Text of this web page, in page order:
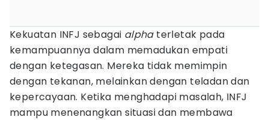
Kekuatan INFJ sebagai alphaterletak pada
kemampuannya dalam memadukan empati
dengan ketegasan. Mereka tidak memimpin
dengan tekanan, melainkan dengan teladan dan
kepercayaan. Ketika menghadapi masalah, INFJ
mampu menenangkan situasi dan membawa